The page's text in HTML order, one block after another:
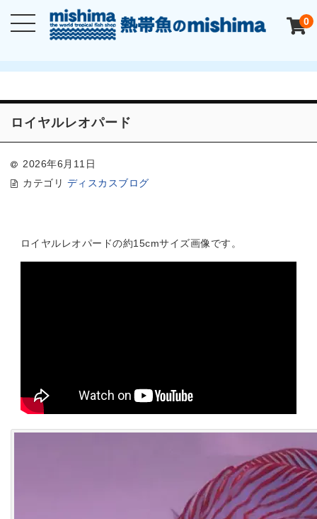
0
ロイヤルレオパード
2026年6月11日
カテゴリ ディスカスブログ
ロイヤルレオパードの約15cmサイズ画像です。